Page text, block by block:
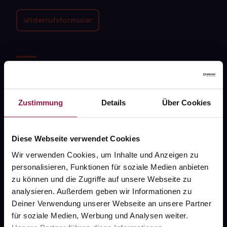
Zustimmung Details Über Cookies
Diese Webseite verwendet Cookies
Wir verwenden Cookies, um Inhalte und Anzeigen zu
personalisieren, Funktionen für soziale Medien anbieten
zu können und die Zugriffe auf unsere Webseite zu
analysieren. Außerdem geben wir Informationen zu
Deiner Verwendung unserer Webseite an unsere Partner
für soziale Medien, Werbung und Analysen weiter.
Widerrufsformular
Über uns
Karriere
PAYBACK
gesund-versorger.de
Sanitätshäuser
Datenschutz